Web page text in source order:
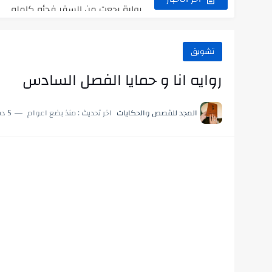
أجمل طريقة لإهداء دعاء مميز لمن
في الوقت اللي العالم فيه بيحاول
تشويق
روايه انا و حمايا الفصل السادس
المجد للقصص والحكايات اخر تحديث :منذ بضع اعوام 5 دقائق للقراءة